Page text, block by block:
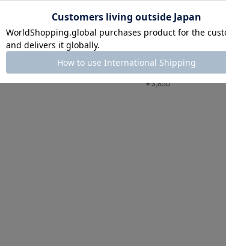
ィズニー
オー
6/19一部再販 ディズニー
ベビーリュック 7876
￥3,850
3/23一部再販 ディズニー
ベビーリュック 7877
￥3,850